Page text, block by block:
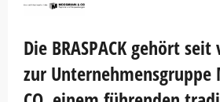
Die BRASPACK gehört
zur Unternehmensgruppe